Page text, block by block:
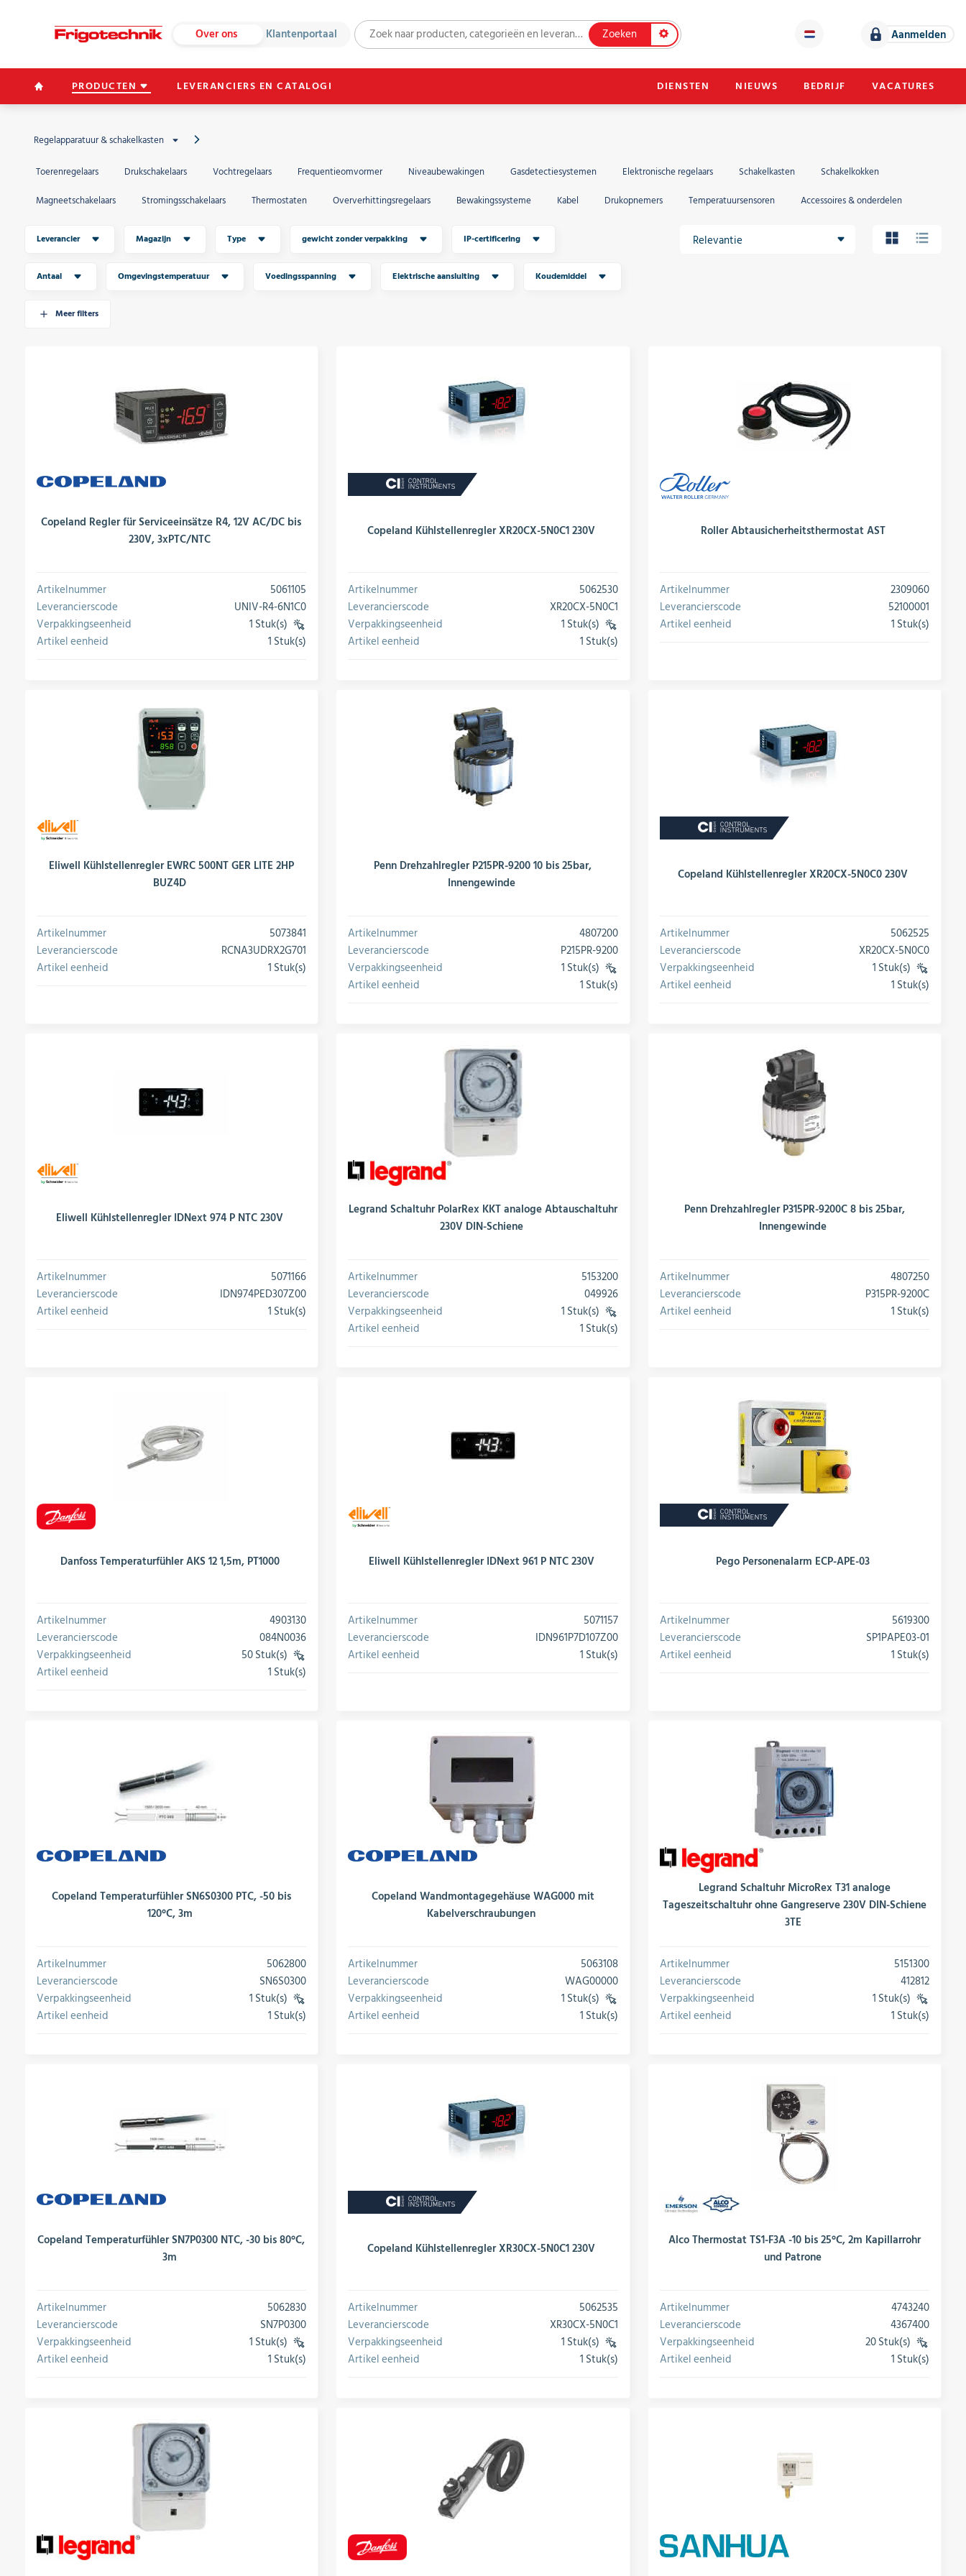
Over ons Klantenportaal Zoeken Aanmelden
PRODUCTEN LEVERANCIERS EN CATALOGI DIENSTEN NIEUWS BEDRIJF VACATURES
Regelapparatuur & schakelkasten
Toerenregelaars
Drukschakelaars Vochtregelaars Frequentieomvormer Niveaubewakingen Gasdetectiesystemen Elektronische regelaars Schakelkasten
Schakelkokken
Magneetschakelaars
Stromingsschakelaars Thermostaten Oververhittingsregelaars Bewakingssysteme Kabel Drukopnemers Temperatuursensoren Accessoires & onderdelen
Leverancier Magazijn Type gewicht zonder verpakking IP-certificering
Antaal Omgevingstemperatuur Voedingsspanning Elektrische aansluiting Koudemiddel
Meer filters
Copeland Regler für Serviceeinsätze R4, 12V AC/DC bis
230V, 3xPTC/NTC
Artikelnummer
5061105
Leverancierscode
UNIV-R4-6N1C0
Verpakkingseenheid
(VE)
1 Stuk(s)
Artikel eenheid
1 Stuk(s)
Copeland Kühlstellenregler XR20CX-5N0C1 230V
Artikelnummer
5062530
Leverancierscode
XR20CX-5N0C1
Verpakkingseenheid
(VE)
1 Stuk(s)
Artikel eenheid
1 Stuk(s)
Roller Abtausicherheitsthermostat AST
Artikelnummer
2309060
Leverancierscode
52100001
Artikel eenheid
1 Stuk(s)
Eliwell Kühlstellenregler EWRC 500NT GER LITE 2HP
BUZ4D
Artikelnummer
5073841
Leverancierscode
RCNA3UDRX2G701
Artikel eenheid
1 Stuk(s)
Penn Drehzahlregler P215PR-9200 10 bis 25bar,
Innengewinde
Artikelnummer
4807200
Leverancierscode
P215PR-9200
Verpakkingseenheid
(VE)
1 Stuk(s)
Artikel eenheid
1 Stuk(s)
Copeland Kühlstellenregler XR20CX-5N0C0 230V
Artikelnummer
5062525
Leverancierscode
XR20CX-5N0C0
Verpakkingseenheid
(VE)
1 Stuk(s)
Artikel eenheid
1 Stuk(s)
Eliwell Kühlstellenregler IDNext 974 P NTC 230V
Artikelnummer
5071166
Leverancierscode
IDN974PED307Z00
Artikel eenheid
1 Stuk(s)
Legrand Schaltuhr PolarRex KKT analoge Abtauschaltuhr
230V DIN-Schiene
Artikelnummer
5153200
Leverancierscode
049926
Verpakkingseenheid
(VE)
1 Stuk(s)
Artikel eenheid
1 Stuk(s)
Penn Drehzahlregler P315PR-9200C 8 bis 25bar,
Innengewinde
Artikelnummer
4807250
Leverancierscode
P315PR-9200C
Artikel eenheid
1 Stuk(s)
Danfoss Temperaturfühler AKS 12 1,5m, PT1000
Artikelnummer
4903130
Leverancierscode
084N0036
Verpakkingseenheid
(VE)
50 Stuk(s)
Artikel eenheid
1 Stuk(s)
Eliwell Kühlstellenregler IDNext 961 P NTC 230V
Artikelnummer
5071157
Leverancierscode
IDN961P7D107Z00
Artikel eenheid
1 Stuk(s)
Pego Personenalarm ECP-APE-03
Artikelnummer
5619300
Leverancierscode
SP1PAPE03-01
Artikel eenheid
1 Stuk(s)
Copeland Temperaturfühler SN6S0300 PTC, -50 bis
120°C, 3m
Artikelnummer
5062800
Leverancierscode
SN6S0300
Verpakkingseenheid
(VE)
1 Stuk(s)
Artikel eenheid
1 Stuk(s)
Copeland Wandmontagegehäuse WAG000 mit
Kabelverschraubungen
Artikelnummer
5063108
Leverancierscode
WAG00000
Verpakkingseenheid
(VE)
1 Stuk(s)
Artikel eenheid
1 Stuk(s)
Legrand Schaltuhr MicroRex T31 analoge
Tageszeitschaltuhr ohne Gangreserve 230V DIN-Schiene
3TE
Artikelnummer
5151300
Leverancierscode
412812
Verpakkingseenheid
(VE)
1 Stuk(s)
Artikel eenheid
1 Stuk(s)
Copeland Temperaturfühler SN7P0300 NTC, -30 bis 80°C,
3m
Artikelnummer
5062830
Leverancierscode
SN7P0300
Verpakkingseenheid
(VE)
1 Stuk(s)
Artikel eenheid
1 Stuk(s)
Copeland Kühlstellenregler XR30CX-5N0C1 230V
Artikelnummer
5062535
Leverancierscode
XR30CX-5N0C1
Verpakkingseenheid
(VE)
1 Stuk(s)
Artikel eenheid
1 Stuk(s)
Alco Thermostat TS1-F3A -10 bis 25°C, 2m Kapillarrohr
und Patrone
Artikelnummer
4743240
Leverancierscode
4367400
Verpakkingseenheid
(VE)
20 Stuk(s)
Artikel eenheid
1 Stuk(s)